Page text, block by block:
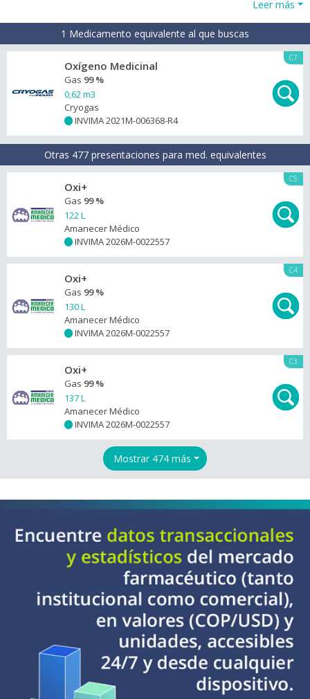
Leer más
1 Medicamento equivalente al que buscas
C7
Oxígeno Medicinal
Gas 99 %
0,62 m3
Cryogas
INVIMA 2021M-006368-R4
Otras 477 presentaciones para med. equivalentes
C5
Oxi+
Gas 99 %
122 L
Amanecer Médico
INVIMA 2026M-0022557
C4
Oxi+
Gas 99 %
130 L
Amanecer Médico
INVIMA 2026M-0022557
C3
Oxi+
Gas 99 %
137 L
Amanecer Médico
INVIMA 2026M-0022557
Mostrar 474 más